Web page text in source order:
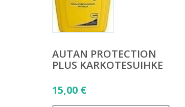
AUTAN PROTECTION
PLUS KARKOTESUIHKE
15,00 €